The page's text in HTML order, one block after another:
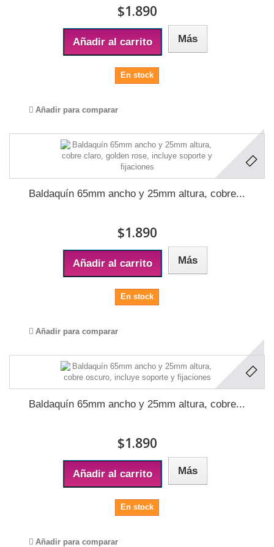
$1.890
Añadir al carrito Más
En stock
Añadir para comparar
Baldaquín 65mm ancho y 25mm altura, cobre...
$1.890
Añadir al carrito Más
En stock
Añadir para comparar
Baldaquín 65mm ancho y 25mm altura, cobre...
$1.890
Añadir al carrito Más
En stock
Añadir para comparar